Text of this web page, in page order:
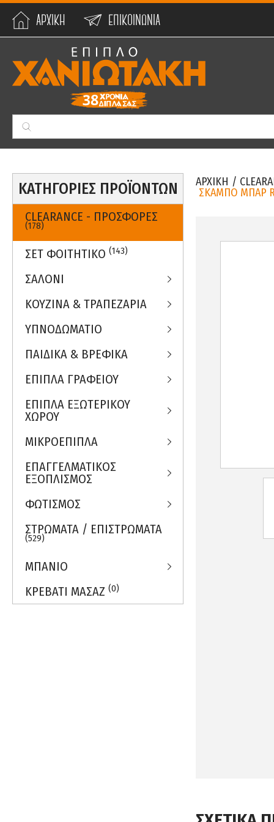
ΑΡΧΙΚΗ ΕΠΙΚΟΙΝΩΝΙΑ
ΚΑΤΗΓΟΡΙΕΣ ΠΡΟΪΟΝΤΩΝ
CLEARANCE - ΠΡΟΣΦΟΡΕΣ
(178)
ΣΕΤ ΦΟΙΤΗΤΙΚΟ (143)
ΣΑΛΟΝΙ
ΚΟΥΖΙΝΑ & ΤΡΑΠΕΖΑΡΙΑ
ΥΠΝΟΔΩΜΑΤΙΟ
ΠΑΙΔΙΚΑ & ΒΡΕΦΙΚΑ
ΕΠΙΠΛΑ ΓΡΑΦΕΙΟΥ
ΕΠΙΠΛΑ ΕΞΩΤΕΡΙΚΟΥ
ΧΩΡΟΥ
ΜΙΚΡΟΕΠΙΠΛΑ
ΕΠΑΓΓΕΛΜΑΤΙΚΟΣ
ΕΞΟΠΛΙΣΜΟΣ
ΦΩΤΙΣΜΟΣ
ΣΤΡΩΜΑΤΑ / ΕΠΙΣΤΡΩΜΑΤΑ
(529)
ΜΠΑΝΙΟ
ΚΡΕΒΑΤΙ ΜΑΣΑΖ (0)
ΑΡΧΙΚΗ /
ΣΚΑΜΠΟ ΜΠΑΡ